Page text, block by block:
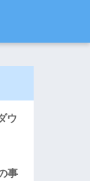
ウ
事